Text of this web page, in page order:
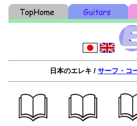
日本のエレキ / サーフ・コ